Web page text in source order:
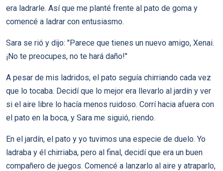
era ladrarle. Así que me planté frente al pato de goma y
comencé a ladrar con entusiasmo.
Sara se rió y dijo: "Parece que tienes un nuevo amigo, Xenai.
¡No te preocupes, no te hará daño!"
A pesar de mis ladridos, el pato seguía chirriando cada vez
que lo tocaba. Decidí que lo mejor era llevarlo al jardín y ver
si el aire libre lo hacía menos ruidoso. Corrí hacia afuera con
el pato en la boca, y Sara me siguió, riendo.
En el jardín, el pato y yo tuvimos una especie de duelo. Yo
ladraba y él chirriaba, pero al final, decidí que era un buen
compañero de juegos. Comencé a lanzarlo al aire y atraparlo,